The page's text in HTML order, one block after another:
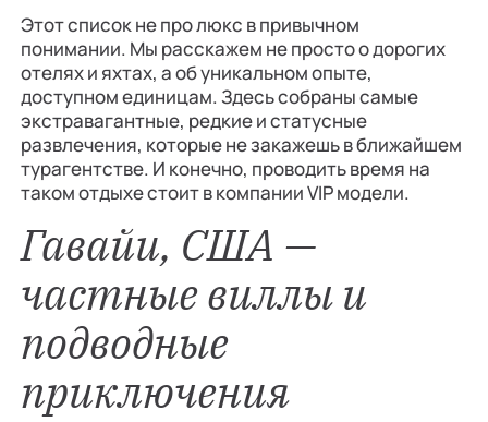
Этот список не про люкс в привычном
понимании. Мы расскажем не просто о дорогих
отелях и яхтах, а об уникальном опыте,
доступном единицам. Здесь собраны самые
экстравагантные, редкие и статусные
развлечения, которые не закажешь в ближайшем
турагентстве. И конечно, проводить время на
таком отдыхе стоит в компании VIP модели.
Гавайи, США —
частные виллы и
подводные
приключения